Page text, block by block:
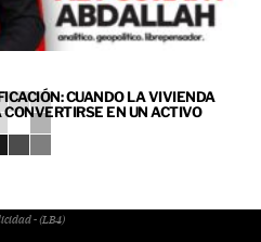
CUANDO LA VIVIENDA
EN UN ACTIVO
- (LB4)